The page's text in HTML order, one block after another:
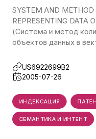
SYSTEM AND
REPRESENTING DATA
(Система и метод
объектов данных в
US6922699B2
2005-07-26
ИНДЕКСАЦИЯ
СЕМАНТИКА И ИНТЕНТ